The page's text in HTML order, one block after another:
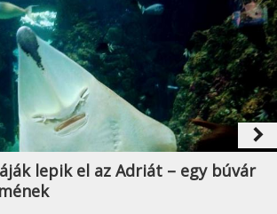
navigate_next
lepik el az Adriát – egy búvár